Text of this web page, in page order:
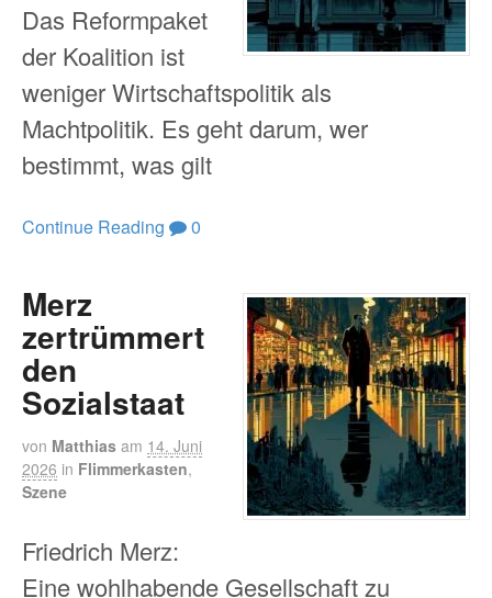
Das Reformpaket
der Koalition ist
weniger Wirtschaftspolitik als
Machtpolitik. Es geht darum, wer
bestimmt, was gilt
Continue Reading 0
Merz
zertrümmert
den
Sozialstaat
von Matthias am 14. Juni
2026 in Flimmerkasten,
Szene
Friedrich Merz:
Eine wohlhabende Gesellschaft zu